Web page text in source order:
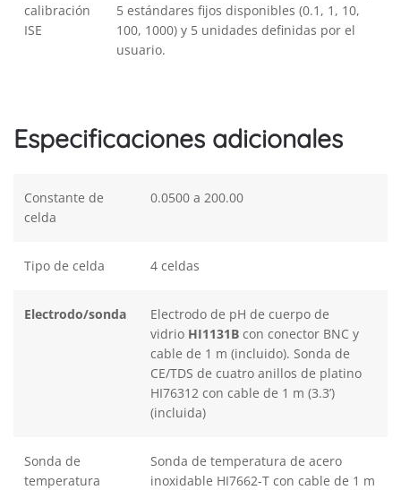
calibración
ISE
5 estándares fijos disponibles (0.1, 1, 10,
100, 1000) y 5 unidades definidas por el
usuario.
Especificaciones adicionales
Constante de
celda
0.0500 a 200.00
Tipo de celda 4 celdas
Electrodo/sonda
Electrodo de pH de cuerpo de
vidrio HI1131B con conector BNC y
cable de 1 m (incluido). Sonda de
CE/TDS de cuatro anillos de platino
HI76312 con cable de 1 m (3.3’)
(incluida)
Sonda de
temperatura
Sonda de temperatura de acero
inoxidable HI7662-T con cable de 1 m